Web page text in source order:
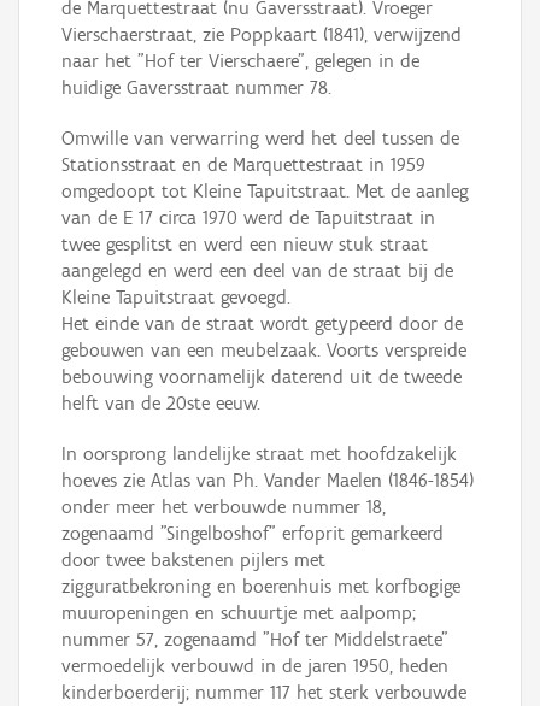
de Marquettestraat (nu Gaversstraat). Vroeger
Vierschaerstraat, zie Poppkaart (1841), verwijzend
naar het "Hof ter Vierschaere", gelegen in de
huidige Gaversstraat nummer 78.
Omwille van verwarring werd het deel tussen de
Stationsstraat en de Marquettestraat in 1959
omgedoopt tot Kleine Tapuitstraat. Met de aanleg
van de E 17 circa 1970 werd de Tapuitstraat in
twee gesplitst en werd een nieuw stuk straat
aangelegd en werd een deel van de straat bij de
Kleine Tapuitstraat gevoegd.
Het einde van de straat wordt getypeerd door de
gebouwen van een meubelzaak. Voorts verspreide
bebouwing voornamelijk daterend uit de tweede
helft van de 20ste eeuw.
In oorsprong landelijke straat met hoofdzakelijk
hoeves zie Atlas van Ph. Vander Maelen (1846-1854)
onder meer het verbouwde nummer 18,
zogenaamd "Singelboshof" erfoprit gemarkeerd
door twee bakstenen pijlers met
zigguratbekroning en boerenhuis met korfbogige
muuropeningen en schuurtje met aalpomp;
nummer 57, zogenaamd "Hof ter Middelstraete"
vermoedelijk verbouwd in de jaren 1950, heden
kinderboerderij; nummer 117 het sterk verbouwde